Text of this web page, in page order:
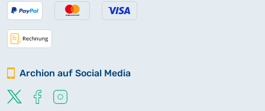
Archion auf Social Media